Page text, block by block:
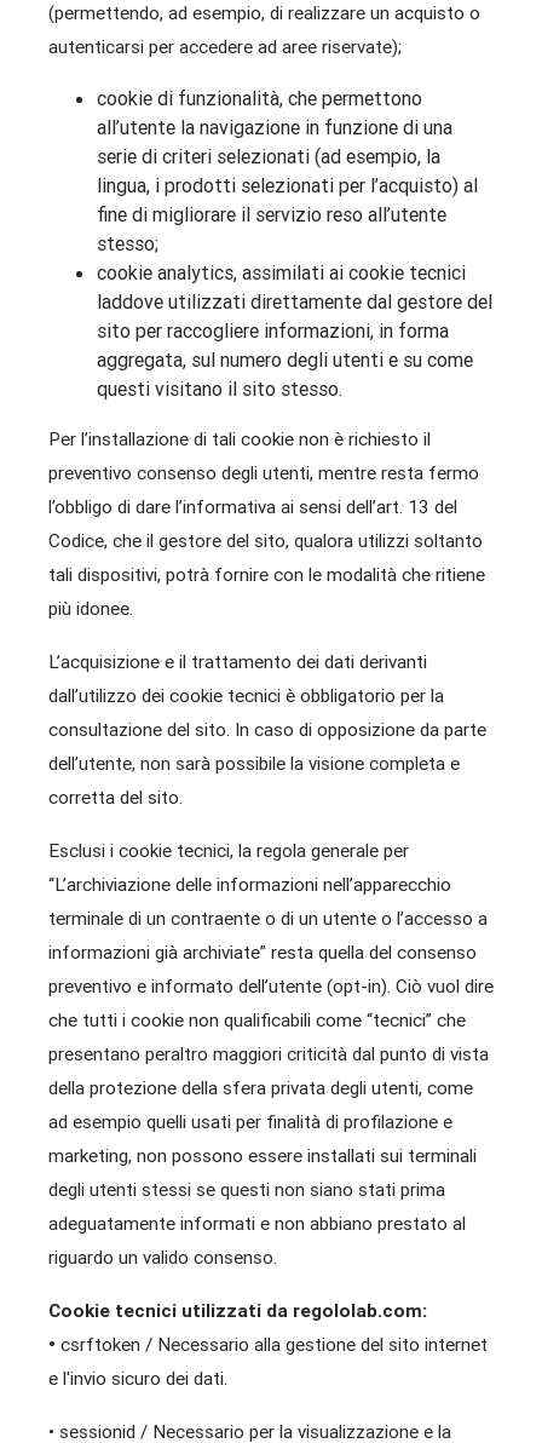
(permettendo, ad esempio, di realizzare un acquisto o
autenticarsi per accedere ad aree riservate);
cookie di funzionalità, che permettono
all’utente la navigazione in funzione di una
serie di criteri selezionati (ad esempio, la
lingua, i prodotti selezionati per l’acquisto) al
fine di migliorare il servizio reso all’utente
stesso;
cookie analytics, assimilati ai cookie tecnici
laddove utilizzati direttamente dal gestore del
sito per raccogliere informazioni, in forma
aggregata, sul numero degli utenti e su come
questi visitano il sito stesso.
Per l’installazione di tali cookie non è richiesto il
preventivo consenso degli utenti, mentre resta fermo
l’obbligo di dare l’informativa ai sensi dell’art. 13 del
Codice, che il gestore del sito, qualora utilizzi soltanto
tali dispositivi, potrà fornire con le modalità che ritiene
più idonee.
L’acquisizione e il trattamento dei dati derivanti
dall’utilizzo dei cookie tecnici è obbligatorio per la
consultazione del sito. In caso di opposizione da parte
dell’utente, non sarà possibile la visione completa e
corretta del sito.
Esclusi i cookie tecnici, la regola generale per
“L’archiviazione delle informazioni nell’apparecchio
terminale di un contraente o di un utente o l’accesso a
informazioni già archiviate” resta quella del consenso
preventivo e informato dell’utente (opt-in). Ciò vuol dire
che tutti i cookie non qualificabili come “tecnici” che
presentano peraltro maggiori criticità dal punto di vista
della protezione della sfera privata degli utenti, come
ad esempio quelli usati per finalità di profilazione e
marketing, non possono essere installati sui terminali
degli utenti stessi se questi non siano stati prima
adeguatamente informati e non abbiano prestato al
riguardo un valido consenso.
Cookie tecnici utilizzati da regololab.com:
• csrftoken / Necessario alla gestione del sito internet
e l'invio sicuro dei dati.
• sessionid / Necessario per la visualizzazione e la